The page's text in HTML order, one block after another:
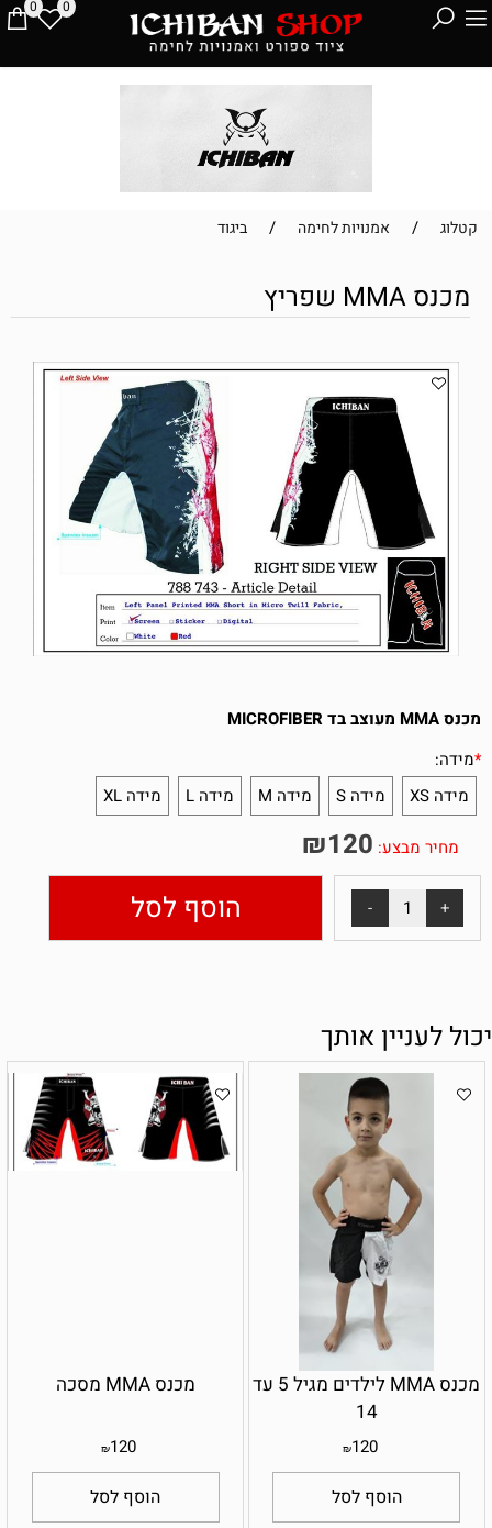
0 0
קטלוג / אמנויות לחימה / ביגוד
מכנס MMA שפריץ
מכנס MMA מעוצב בד MICROFIBER
*מידה:
מידה XS
מידה S מידה M מידה L מידה XL
מחיר מבצע: ₪120
הוסף לסל
יכול לעניין אותך
מכנס MMA לילדים מגיל 5 עד
14
₪120
הוסף לסל
מכנס MMA מסכה
₪120
הוסף לסל